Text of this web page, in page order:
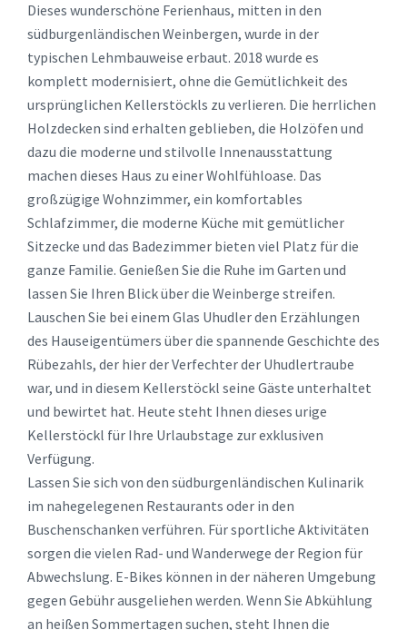
Dieses wunderschöne Ferienhaus, mitten in den
südburgenländischen Weinbergen, wurde in der
typischen Lehmbauweise erbaut. 2018 wurde es
komplett modernisiert, ohne die Gemütlichkeit des
ursprünglichen Kellerstöckls zu verlieren. Die herrlichen
Holzdecken sind erhalten geblieben, die Holzöfen und
dazu die moderne und stilvolle Innenausstattung
machen dieses Haus zu einer Wohlfühloase. Das
großzügige Wohnzimmer, ein komfortables
Schlafzimmer, die moderne Küche mit gemütlicher
Sitzecke und das Badezimmer bieten viel Platz für die
ganze Familie. Genießen Sie die Ruhe im Garten und
lassen Sie Ihren Blick über die Weinberge streifen.
Lauschen Sie bei einem Glas Uhudler den Erzählungen
des Hauseigentümers über die spannende Geschichte des
Rübezahls, der hier der Verfechter der Uhudlertraube
war, und in diesem Kellerstöckl seine Gäste unterhaltet
und bewirtet hat. Heute steht Ihnen dieses urige
Kellerstöckl für Ihre Urlaubstage zur exklusiven
Verfügung.
Lassen Sie sich von den südburgenländischen Kulinarik
im nahegelegenen Restaurants oder in den
Buschenschanken verführen. Für sportliche Aktivitäten
sorgen die vielen Rad- und Wanderwege der Region für
Abwechslung. E-Bikes können in der näheren Umgebung
gegen Gebühr ausgeliehen werden. Wenn Sie Abkühlung
an heißen Sommertagen suchen, steht Ihnen die